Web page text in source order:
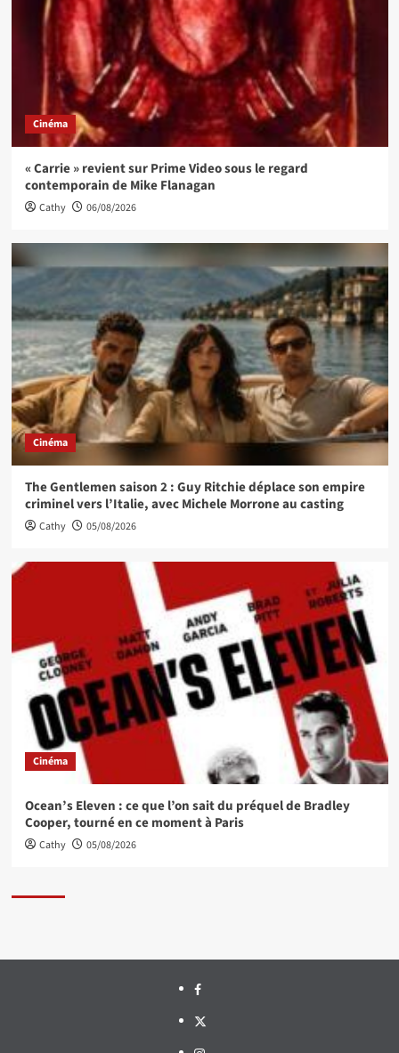
Cinéma
« Carrie » revient sur Prime Video sous le regard
contemporain de Mike Flanagan
Cathy 06/08/2026
Cinéma
The Gentlemen saison 2 : Guy Ritchie déplace son empire
criminel vers l’Italie, avec Michele Morrone au casting
Cathy 05/08/2026
Cinéma
Ocean’s Eleven : ce que l’on sait du préquel de Bradley
Cooper, tourné en ce moment à Paris
Cathy 05/08/2026
Facebook
Twitter